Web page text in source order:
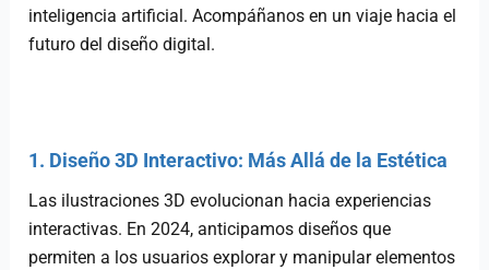
inteligencia artificial. Acompáñanos en un viaje hacia el
futuro del diseño digital.
1. Diseño 3D Interactivo: Más Allá de la Estética
Las ilustraciones 3D evolucionan hacia experiencias
interactivas. En 2024, anticipamos diseños que
permiten a los usuarios explorar y manipular elementos